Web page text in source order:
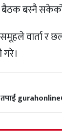
बैठक बस्नै
वार्ता र